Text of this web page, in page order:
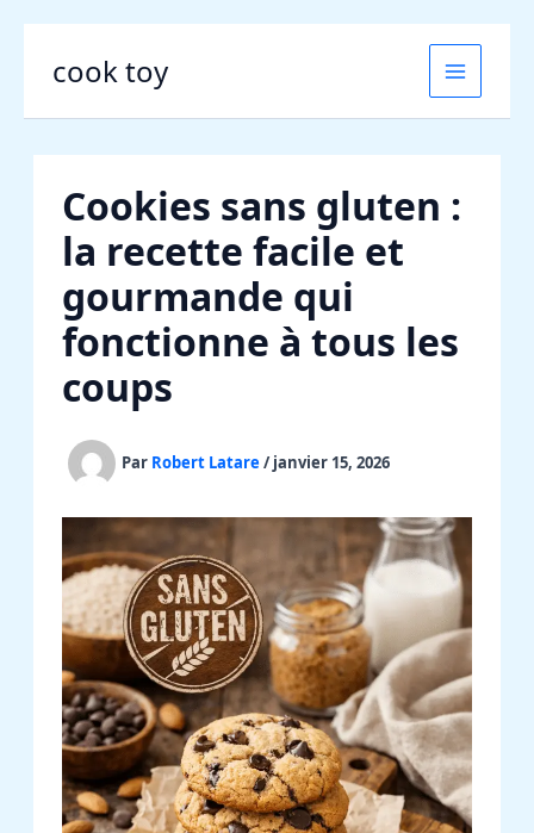
cook toy
Cookies sans gluten :
la recette facile et
gourmande qui
fonctionne à tous les
coups
Par Robert Latare/janvier 15, 2026